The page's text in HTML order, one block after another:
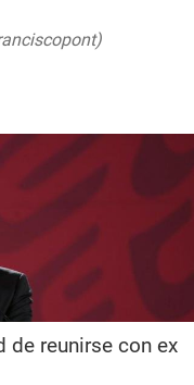
de reunirse con ex